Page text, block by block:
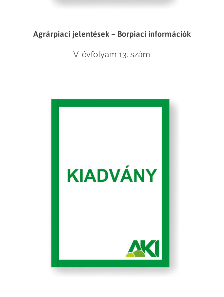
Agrárpiaci jelentések – Borpiaci információk
V. évfolyam 13. szám